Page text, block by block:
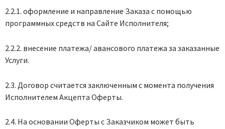
2.2.1. оформление и направление Заказа с помощью
программных средств на Сайте Исполнителя;
2.2.2. внесение платежа/ авансового платежа за заказанные
Услуги.
2.3. Договор считается заключенным с момента получения
Исполнителем Акцепта Оферты.
2.4. На основании Оферты с Заказчиком может быть